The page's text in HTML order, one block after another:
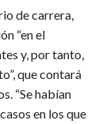
de carrera,
“en el
y, por tanto,
que contará
“Se habían
en los que